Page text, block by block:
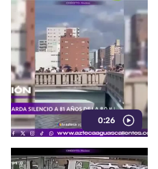
0:26